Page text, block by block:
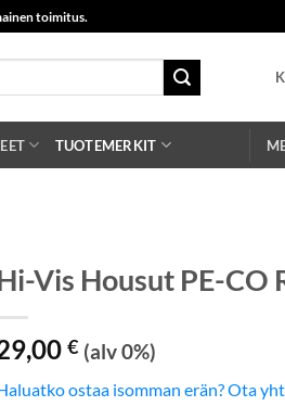
toimitus.
TUOTEMERKIT
Vis Housut PE-CO
€ (alv 0%)
ostaa isomman erän? Ota